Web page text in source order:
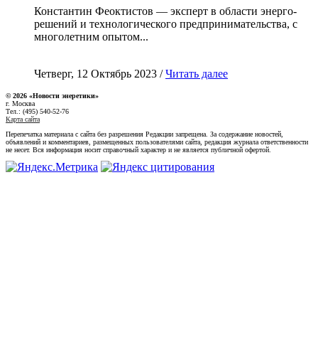
Константин Феоктистов — эксперт в области энерго-
решений и технологического предпринимательства, с
многолетним опытом...
Четверг, 12 Октябрь 2023 /Читать далее
© 2026 «Новости энеретики»
г. Москва
Тел.: (495) 540-52-76
Карта сайта
Перепечатка материала с сайта без разрешения Редакции запрещена. За содержание новостей,
объявлений и комментариев, размещенных пользователями сайта, редакция журнала ответственности
не несет. Вся информация носит справочный характер и не является публичной офертой.